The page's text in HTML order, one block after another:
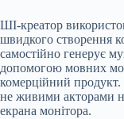
ШІ-креатор
швидкого створення
самостійно генерує
допомогою мовних
комерційний
не живими акторами
екрана монітора.